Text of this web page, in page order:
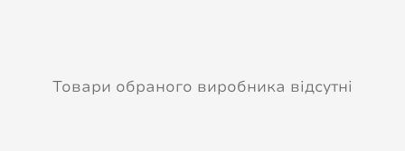
Товари обраного виробника відсутні